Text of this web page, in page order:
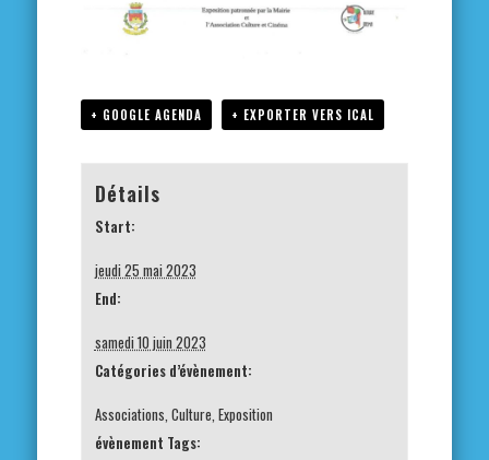
+ GOOGLE AGENDA + EXPORTER VERS ICAL
Détails
Start:
jeudi 25 mai 2023
End:
samedi 10 juin 2023
Catégories d’évènement:
Associations, Culture, Exposition
évènement Tags: